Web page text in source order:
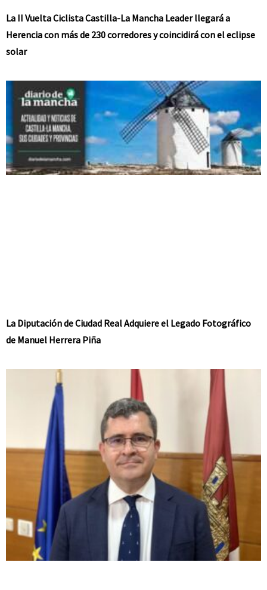
La II Vuelta Ciclista Castilla-La Mancha Leader llegará a
Herencia con más de 230 corredores y coincidirá con el eclipse
solar
La Diputación de Ciudad Real Adquiere el Legado Fotográfico
de Manuel Herrera Piña